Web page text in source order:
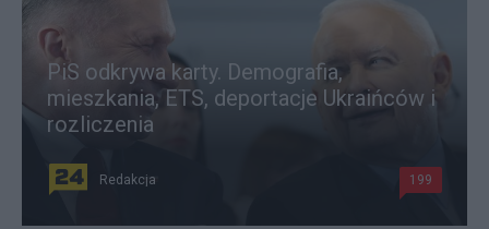
PiS odkrywa karty. Demografia,
mieszkania, ETS, deportacje Ukraińców i
rozliczenia
Redakcja 199